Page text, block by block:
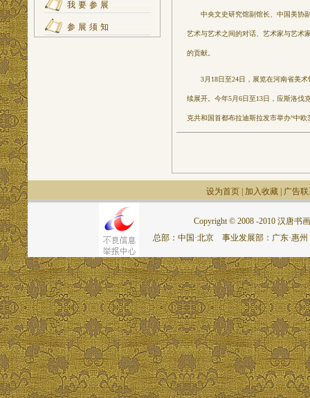
我要参展
参展须知
中央文史研究馆副馆长、中国美协副
艺术与艺术之间的对话、艺术家与艺术
的贡献。
3月18日至24日，展览在河南省美术
续展开。今年5月6日至13日，应斯洛伐
克共和国首都布拉迪斯拉发市举办“中
设为首页 加入收藏 广告
Copyright © 2008 -2010 汉唐书
总部：中国·北京 事业发展部：广东·惠